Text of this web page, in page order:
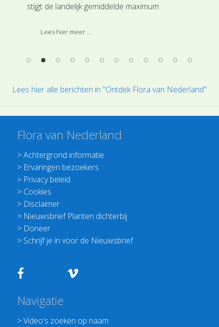
stijgt de landelijk gemiddelde maximum
steeds meer planten in bloei komen.
Lees hier meer ...
Lees hier alle berichten in "Ontdek Flora van Nederland"
Flora van Nederland
>Achtergrond informatie
> Ervaringen bezoekers
> Privacy beleid
> Cookies
> Disclaimer
> Nieuwsbrief Planten dichterbij
> Doneer
> Schrijf je in voor de Nieuwsbrief
Navigatie
>Video's zoeken op naam